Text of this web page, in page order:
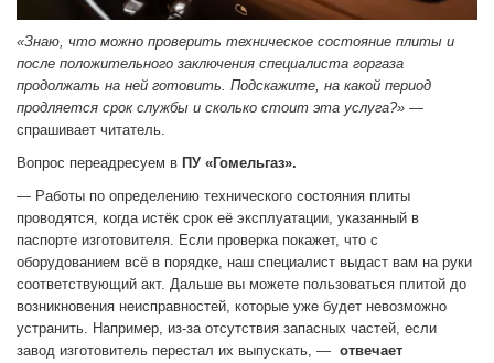
«Знаю, что можно проверить тех­ническое состояние плиты и
после положительного за­ключения специалиста горгаза
продолжать на ней готовить. Подскажите, на какой период
продляется срок службы и сколько стоит эта услуга?» —
спрашивает читатель.
Вопрос переадресуем в ПУ «Гомельгаз».
— Работы по определению технического состояния пли­ты
проводятся, когда истёк срок её эксплуатации, указан­ный в
паспорте изготовителя. Если проверка покажет, что с
оборудованием всё в порядке, наш специалист выдаст вам на руки
соответ­ствующий акт. Дальше вы можете пользоваться пли­той до
возникновения неис­правностей, которые уже бу­дет невозможно
устранить. Например, из-за отсутствия запасных частей, если
завод изготовитель перестал их вы­пускать, — отвечает